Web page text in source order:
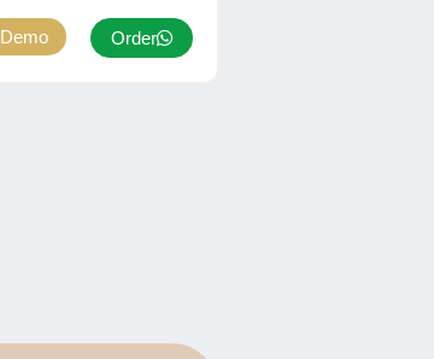
Demo Order